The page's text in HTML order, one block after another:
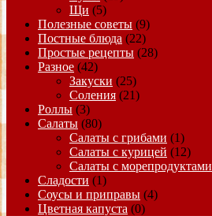
Щи (5)
Полезные советы (9)
Постные блюда (22)
Простые рецепты (28)
Разное (42)
Закуски (25)
Соления (21)
Роллы (3)
Салаты (80)
Салаты с грибами (1)
Салаты с курицей (12)
Салаты с морепродуктами
Сладости (1)
Соусы и приправы (4)
Цветная капуста (0)